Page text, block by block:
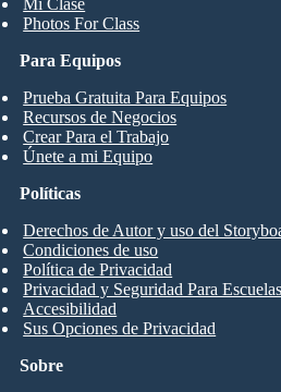
Mi Clase
Photos For Class
Para Equipos
Prueba Gratuita Para Equipos
Recursos de Negocios
Crear Para el Trabajo
Únete a mi Equipo
Sobre
Políticas
Derechos de Autor y uso del
Condiciones de uso
Política de Privacidad
Privacidad y Seguridad Para
Accesibilidad
Sus Opciones de Privacidad